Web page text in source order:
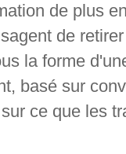
de plus
de
la forme
basé sur
ce que les